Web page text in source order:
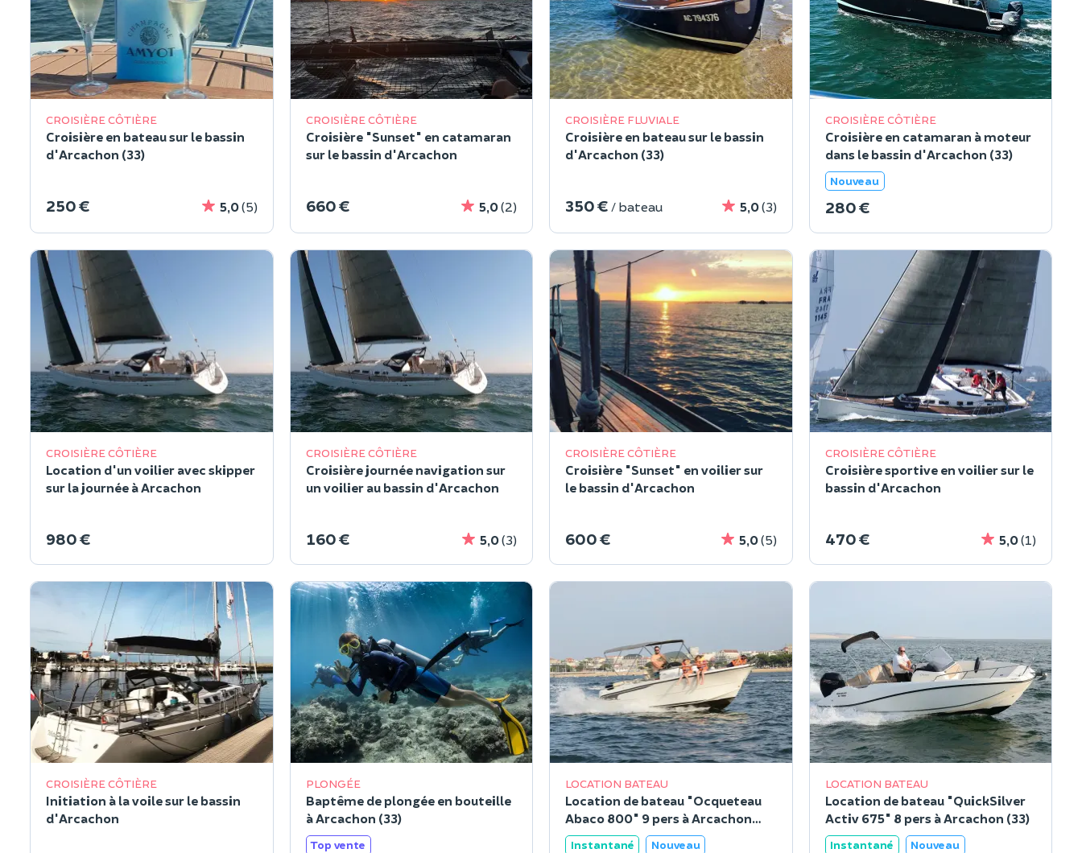
CROISIÈRE CÔTIÈRE
Croisière en bateau sur le bassin
d'Arcachon (33)
250 € 5,0(5)
CROISIÈRE CÔTIÈRE
Croisière "Sunset" en catamaran
sur le bassin d'Arcachon
660 € 5,0(2)
CROISIÈRE FLUVIALE
Croisière en bateau sur le bassin
d'Arcachon (33)
350 € / bateau 5,0(3)
CROISIÈRE CÔTIÈRE
Croisière en catamaran à moteur
dans le bassin d'Arcachon (33)
Nouveau
280 €
CROISIÈRE CÔTIÈRE
Location d'un voilier avec skipper
sur la journée à Arcachon
980 €
CROISIÈRE CÔTIÈRE
Croisière journée navigation sur
un voilier au bassin d'Arcachon
160 € 5,0(3)
CROISIÈRE CÔTIÈRE
Croisière "Sunset" en voilier sur
le bassin d'Arcachon
600 € 5,0(5)
CROISIÈRE CÔTIÈRE
Croisière sportive en voilier sur le
bassin d'Arcachon
470 € 5,0(1)
CROISIÈRE CÔTIÈRE
Initiation à la voile sur le bassin
d'Arcachon
PLONGÉE
Baptême de plongée en bouteille
à Arcachon (33)
Top vente
LOCATION BATEAU
Location de bateau "Ocqueteau
Abaco 800" 9 pers à Arcachon
(33)
Instantané Nouveau
LOCATION BATEAU
Location de bateau "QuickSilver
Activ 675" 8 pers à Arcachon (33)
Instantané Nouveau